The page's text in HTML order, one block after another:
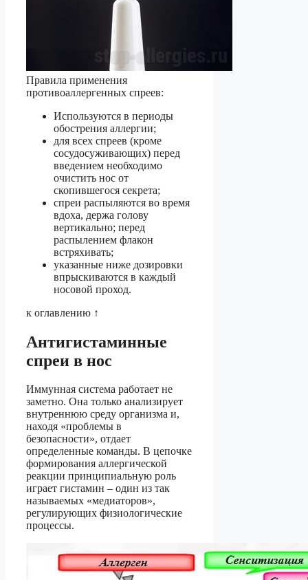
Правила применения
противоаллергенных спреев:
Используются в периоды
обострения аллергии;
для всех спреев (кроме
сосудосуживающих) перед
введением необходимо
очистить нос от
скопившегося секрета;
спреи распыляются во время
вдоха, держа голову
вертикально; перед
распылением флакон
встряхивать;
указанные ниже дозировки
впрыскиваются в каждый
носовой проход.
к оглавлению ↑
Антигистаминные
спреи в нос
Иммунная система работает не
заметно. Она только анализирует
внутреннюю среду организма и,
находя «проблемы в
безопасности», отдает
определенные команды. В цепочке
формирования аллергической
реакции принципиальную роль
играет гистамин – один из так
называемых «медиаторов»,
регулирующих физиологические
процессы.